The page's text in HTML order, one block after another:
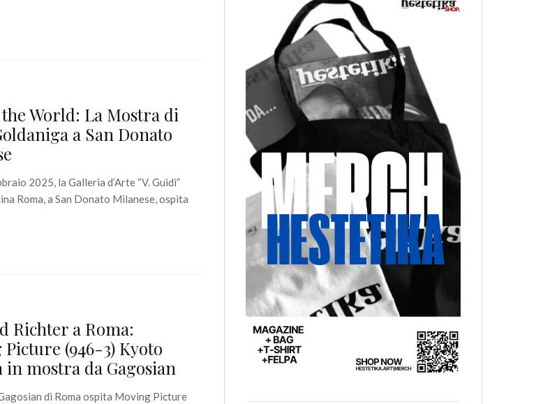
World: La Mostra di
a San Donato
2025, la Galleria d’Arte “V. Guidi”
Roma, a San Donato Milanese, ospita
Richter a Roma:
(946-3) Kyoto
in mostra da Gagosian
di Roma ospita Moving Picture